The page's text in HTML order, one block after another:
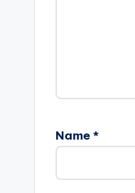
Name *